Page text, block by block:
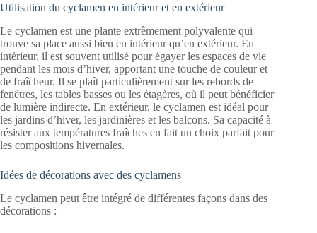
Utilisation du cyclamen en intérieur et en extérieur
Le cyclamen est une plante extrêmement polyvalente qui
trouve sa place aussi bien en intérieur qu’en extérieur. En
intérieur, il est souvent utilisé pour égayer les espaces de vie
pendant les mois d’hiver, apportant une touche de couleur et
de fraîcheur. Il se plaît particulièrement sur les rebords de
fenêtres, les tables basses ou les étagères, où il peut bénéficier
de lumière indirecte. En extérieur, le cyclamen est idéal pour
les jardins d’hiver, les jardinières et les balcons. Sa capacité à
résister aux températures fraîches en fait un choix parfait pour
les compositions hivernales.
Idées de décorations avec des cyclamens
Le cyclamen peut être intégré de différentes façons dans des
décorations :